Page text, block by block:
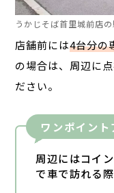
うかじそば首里城前店
店舗前には4台分の
の場合は、周辺に
ださい。
ワンポイント
周辺にはコイ
で車で訪れる